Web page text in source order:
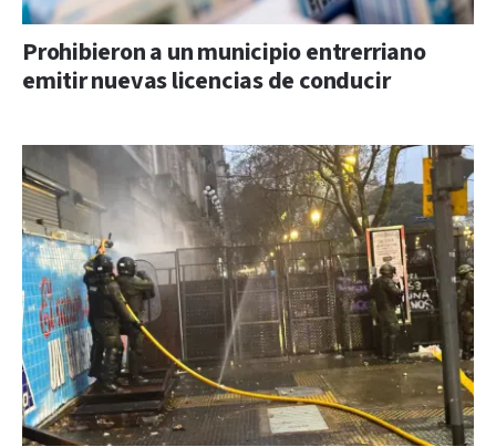
Prohibieron a un municipio entrerriano
emitir nuevas licencias de conducir